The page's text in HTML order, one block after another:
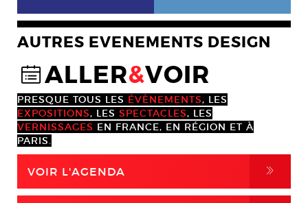
AUTRES EVENEMENTS DESIGN
@ALLER&VOIR
PRESQUE TOUS LES ÉVÈNEMENTS, LES
EXPOSITIONS, LES SPECTACLES, LES
VERNISSAGES EN FRANCE, EN RÉGION ET À
PARIS.
VOIR L'AGENDA ,